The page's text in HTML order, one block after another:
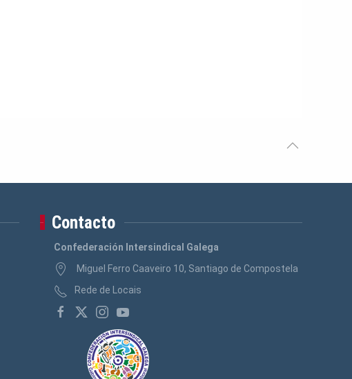
Contacto
Confederación Intersindical Galega
Miguel Ferro Caaveiro 10, Santiago de Compostela
Rede de Locais